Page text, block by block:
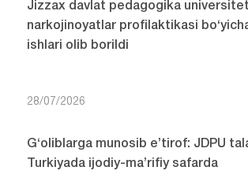
Jizzax davlat pedagogika
narkojinoyatlar profilaktikasi
ishlari olib borildi
28/07/2026
G‘oliblarga munosib e’tirof: JDPU
Turkiyada ijodiy-ma’rifiy safarda